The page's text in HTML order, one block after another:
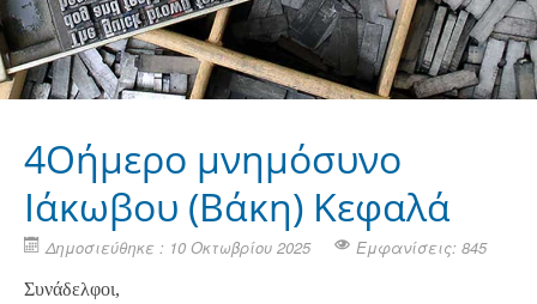
4Οήμερο μνημόσυνο
Ιάκωβου (Βάκη) Κεφαλά
Δημοσιεύθηκε : 10 Οκτωβρίου 2025 Εμφανίσεις: 845
Συνάδελφοι,